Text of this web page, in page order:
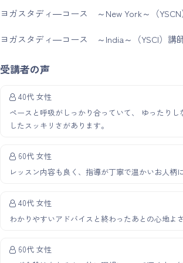
ヨガスタディ―コース ～New York～（
ヨガスタディ―コース ～India～（YSCI）講
受講者の声
40代 女性
ペースと呼吸がしっかり合っていて、 ゆったり
したスッキリさがあります。
60代 女性
レッスン内容も良く、指導が丁寧で温かいお人柄
40代 女性
わかりやすいアドバイスと終わったあとの心地よ
60代 女性